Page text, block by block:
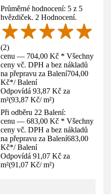
Průměrné hodnocení: 5 z 5
hvězdiček. 2 Hodnocení.
(2)
cenu — 704,00 Kč * Všechny
ceny vč. DPH a bez nákladů
na přepravu za Balení704,00
Kč*/ Balení
Odpovídá 93,87 Kč za
m²(93,87 Kč/ m²)
Při odběru 22 Balení:
cenu — 683,00 Kč * Všechny
ceny vč. DPH a bez nákladů
na přepravu za Balení683,00
Kč*/ Balení
Odpovídá 91,07 Kč za
m²(91,07 Kč/ m²)